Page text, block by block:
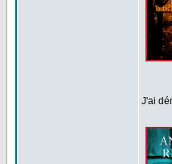
J'ai